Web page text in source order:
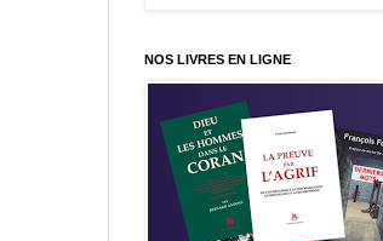
NOS LIVRES EN LIGNE